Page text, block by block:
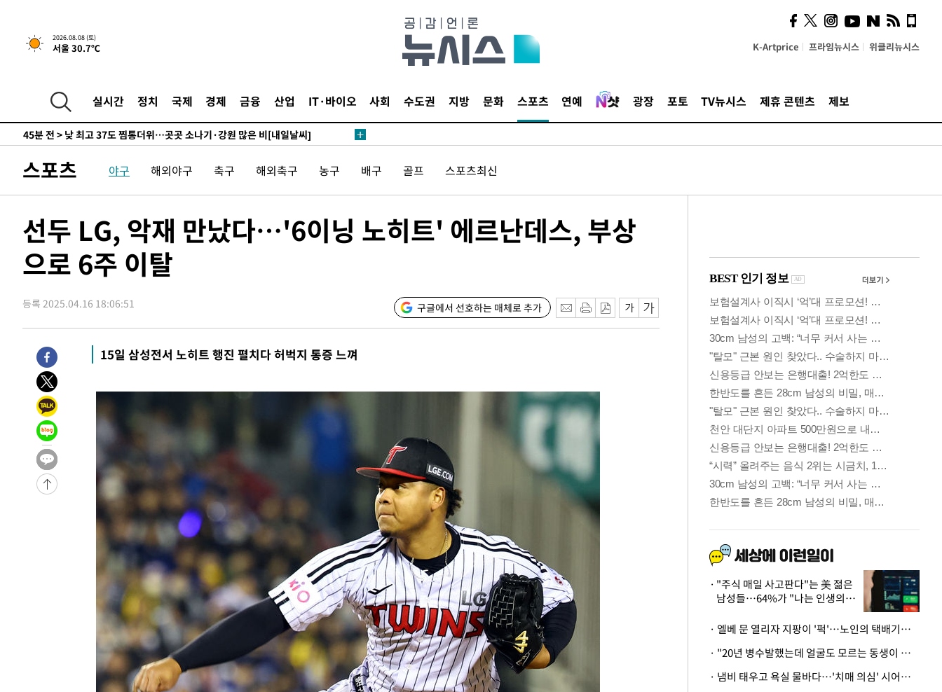
2026.08.08 (토)
서울 30.7℃ K-Artprice 프라임뉴시스 위클리뉴시스
실시간 정치 국제 경제 금융 산업 IT·바이오 사회 수도권 지방 문화 스포츠 연예 광장 포토 TV뉴시스 제휴 콘텐츠 제보
↓-8746초 전 >[속보]이 대통령 "부동산 공급 기존 사고방식 매달리지 말고 과감히
실천"
-7831초 전 >이란, "오만과 '중앙 단일 루트' 합의…북쪽 인바운드·남쪽 아웃바운
10분 전 >[속보]이 대통령, '호우피해' 안동·의성 관할 4개 면 특별재난지역 선포
[단독]중수청 지원 검사들, 정원 초과 시 낮은 계급 임용…희망지 못 갈 수
도
45분 전 > 낮 최고 37도 찜통더위…곳곳 소나기·강원 많은 비[내일날씨]
2시간 전 >여자배구 이재영·이다영 자매, 아제르바이잔 투란VC 입단
2시간 전 >외국인 심판 성 접대 7경기 들여다보니…한국 축구 '5승 2무'
2시간 전 >[속보]코스피, 6200선 약보합…0.60% 내린 6258.77에 마쳐
2시간 전 >[속보]원·달러 환율, 7.7원 내린 1416.1원 마감
2시간 전 >[속보] 노원서 40.1도 관측…서울, 2018년 이후 첫 40도
3시간 전 >외신들도 주목한 韓축구 파문…"국민적 공분에 수사 재개"
3시간 전 >11시간 압수수색에 성접대 파문까지…'쑥대밭' 된 축구협회
3시간 전 >
[속보]규제합리화위원회 부위원장에 김태유 서울대 공대 교수…이병태
후임
-16316초 전 >
-13455초 전 >
미 사업체 일자리, 7월에 2.3만개 순감하고 그 전 2개월 10.3만개
하향수정 (2보)
-12903초 전 >
[속보] 미 사업체, 일자리 7월에 2.3만 개 줄어…실업률은 4.1%로
-8766초 전 >
[속보]이 대통령 "부동산 공급 기존 사고방식 매달리지 말고 과감히
실천"
-7851초 전 >
이란, "오만과 '중앙 단일 루트' 합의…북쪽 인바운드·남쪽 아웃바운
드는 임시"
9분 전 > "낮 기온 소폭 하락"…수도권 폭염중대경보, 폭염경보로 하향
10분 전 >
[속보]이 대통령, '호우피해' 안동·의성 관할 4개 면 특별재난지역 선포
[단독]중수청 지원 검사들, 정원 초과 시 낮은 계급 임용…희망지 못 갈 수
낮 최고 37도 찜통더위…곳곳 소나기·강원 많은 비[내일날씨]
SK하이닉스, 용인·청주 팹에 54조 투자…"AI 메모리 수요 선제 대응"
여자배구 이재영·이다영 자매, 아제르바이잔 투란VC 입단
외국인 심판 성 접대 7경기 들여다보니…한국 축구 '5승 2무'
[속보]코스닥, 2.86포인트(0.36%) 내린 798.81마감
[속보]코스피, 6200선 약보합…0.60% 내린 6258.77에 마쳐
[속보]원·달러 환율, 7.7원 내린 1416.1원 마감
[속보] 노원서 40.1도 관측…서울, 2018년 이후 첫 40도
[속보]종합특검, '계엄 수용공간 확보' 신용해 前교정본부장 기소
스포츠 야구 해외야구 축구 해외축구 농구 배구 골프 스포츠최신
선두 LG, 악재 만났다…'6이닝 노히트' 에르난데스, 부상
으로 6주 이탈
등록 2025.04.16 18:06:51 구글에서 선호하는 매체로 추가
15일 삼성전서 노히트 행진 펼치다 허벅지 통증 느껴
시, 스마트폰 액세서리에
NFC 더했다
"주식 매일 사고판다"는 美 젊은
남성들…64%가 "나는 인생의
· 엘베 문 열리자 지팡이 '퍽'…노인의 택배기사 폭행 이유
· "20년 병수발했는데 얼굴도 모르는 동생이 유산 절반을"…배다른 형제 상속권 있을까
· 냄비 태우고 욕실 물바다…'치매 의심' 시어머니 검사 권유했다가 '날벼락'